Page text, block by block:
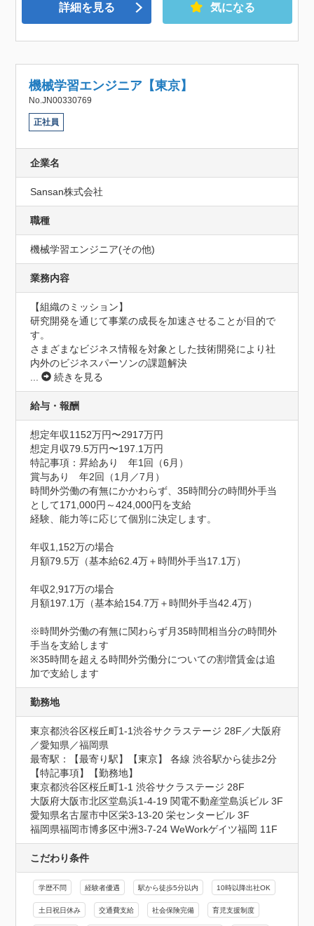
詳細を見る 気になる
機械学習エンジニア【東京】
No.JN00330769
正社員
企業名
Sansan株式会社
職種
機械学習エンジニア(その他)
業務内容
【組織のミッション】
研究開発を通じて事業の成長を加速させることが目的で
す。
さまざまなビジネス情報を対象とした技術開発により社
内外のビジネスパーソンの課題解決
...
続きを見る
給与・報酬
想定年収1152万円〜2917万円
想定月収79.5万円〜197.1万円
特記事項：昇給あり　年1回（6月）
賞与あり　年2回（1月／7月）
時間外労働の有無にかかわらず、35時間分の時間外手当
として171,000円～424,000円を支給
経験、能力等に応じて個別に決定します。
年収1,152万の場合
月額79.5万（基本給62.4万＋時間外手当17.1万）
年収2,917万の場合
月額197.1万（基本給154.7万＋時間外手当42.4万）
※時間外労働の有無に関わらず月35時間相当分の時間外
手当を支給します
※35時間を超える時間外労働分についての割増賃金は追
加で支給します
勤務地
東京都渋谷区桜丘町1-1渋谷サクラステージ 28F／大阪府
／愛知県／福岡県
最寄駅：【最寄り駅】【東京】 各線 渋谷駅から徒歩2分
【特記事項】【勤務地】
東京都渋谷区桜丘町1-1 渋谷サクラステージ 28F
大阪府大阪市北区堂島浜1-4-19 関電不動産堂島浜ビル 3F
愛知県名古屋市中区栄3-13-20 栄センタービル 3F
福岡県福岡市博多区中洲3-7-24 WeWorkゲイツ福岡 11F
こだわり条件
学歴不問 経験者優遇 駅から徒歩5分以内 10時以降出社OK
土日祝日休み 交通費支給 社会保険完備 育児支援制度